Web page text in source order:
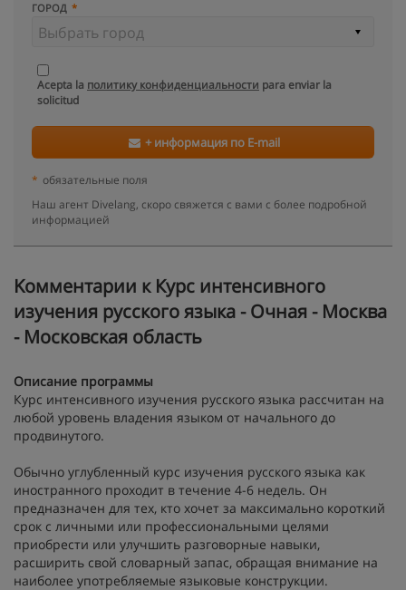
ГОРОД
Acepta la политику конфиденциальности para enviar la
solicitud
+ информация по E-mail
* обязательные поля
Наш агент Divelang, скоро свяжется с вами с более подробной
информацией
Kомментарии к Курс интенсивного
изучения русского языка - Очная - Москва
- Московская область
Описание программы
Курс интенсивного изучения русского языка рассчитан на
любой уровень владения языком от начального до
продвинутого.
Обычно углубленный курс изучения русского языка как
иностранного проходит в течение 4-6 недель. Он
предназначен для тех, кто хочет за максимально короткий
срок с личными или профессиональными целями
приобрести или улучшить разговорные навыки,
расширить свой словарный запас, обращая внимание на
наиболее употребляемые языковые конструкции.